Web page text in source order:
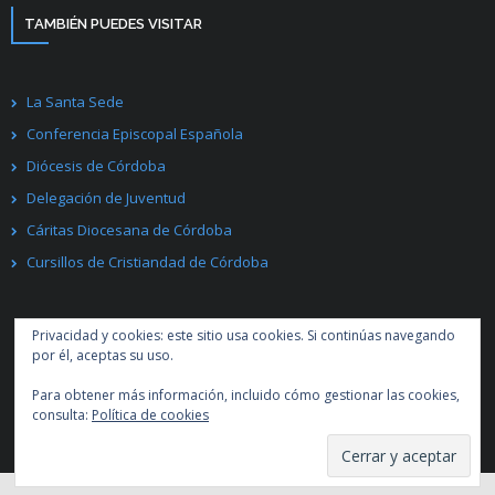
TAMBIÉN PUEDES VISITAR
La Santa Sede
Conferencia Episcopal Española
Diócesis de Córdoba
Delegación de Juventud
Cáritas Diocesana de Córdoba
Cursillos de Cristiandad de Córdoba
Desarrollado porThink Up Themes Ltd. Creado conWordPress.
Privacidad y cookies: este sitio usa cookies. Si continúas navegando
por él, aceptas su uso.
Para obtener más información, incluido cómo gestionar las cookies,
consulta: Política de cookies